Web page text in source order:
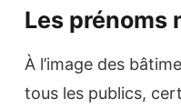
Les
À l’image des
tous les publics,